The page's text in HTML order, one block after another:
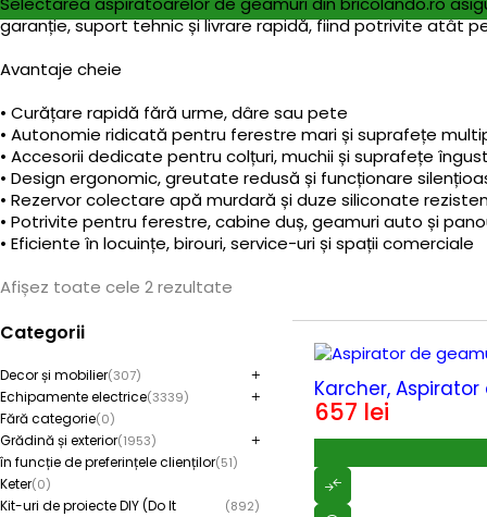
garanție, suport tehnic și livrare rapidă, fiind potrivite atât
Avantaje cheie
• Curățare rapidă fără urme, dâre sau pete
• Autonomie ridicată pentru ferestre mari și suprafețe
• Accesorii dedicate pentru colțuri, muchii și suprafețe
• Design ergonomic, greutate redusă și funcționare
• Rezervor colectare apă murdară și duze siliconate
• Potrivite pentru ferestre, cabine duș, geamuri auto și
• Eficiente în locuințe, birouri, service-uri și spații comerciale
Categorii
Decor și mobilier(307)
Echipamente electrice(3339)
Fără categorie(0)
Grădină și exterior(1953)
în funcție de preferințele clienților(51)
Keter(0)
Kit-uri de proiecte DIY (Do It
(892)
Afișez toate cele 2 rezultate
Karcher, Aspirator
657 lei